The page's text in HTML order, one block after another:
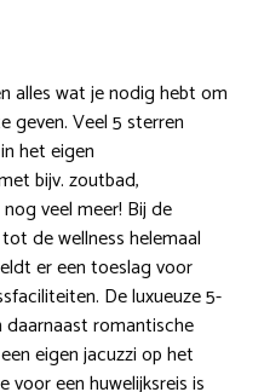
alles wat je nodig hebt om
geven. Veel 5 sterren
het eigen
bijv. zoutbad,
veel meer! Bij de
de wellness helemaal
er een toeslag voor
De luxueuze 5-
daarnaast romantische
eigen jacuzzi op het
voor een huwelijksreis is